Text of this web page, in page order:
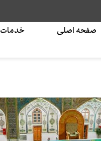
صفحه اصلی خدمات